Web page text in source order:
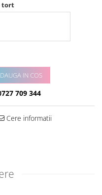
tort
IN COS
709 344
Cere informatii